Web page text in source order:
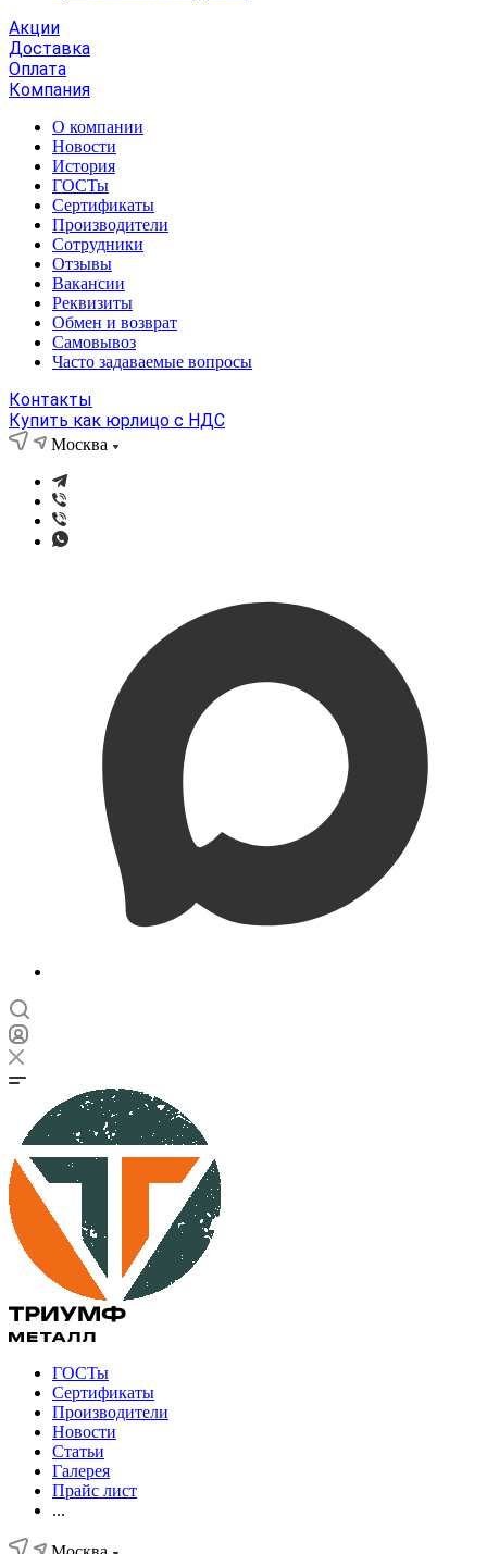
Акции
Доставка
Оплата
Компания
О компании
Новости
История
ГОСТы
Сертификаты
Производители
Сотрудники
Отзывы
Вакансии
Реквизиты
Обмен и возврат
Самовывоз
Часто задаваемые вопросы
Контакты
Купить как юрлицо с НДС
Москва
ГОСТы
Сертификаты
Производители
Новости
Статьи
Галерея
Прайс лист
...